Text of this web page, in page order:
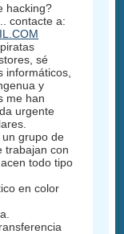
hacking?
contacte a:
sé
informáticos,
y
me han
urgente
grupo de
trabajan con
todo tipo
en color